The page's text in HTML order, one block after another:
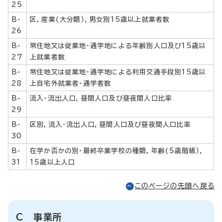
25
B-
26
区，産業(大分類），男女別15歳以上就業者数
B-
27
常住地又は従業地・通学地による年齢別人口及び15歳以
上就業者数
B-
28
常住地又は従業地・通学地による利用交通手段別15歳以
上自宅外就業者・通学者数
B-
29
流入・流出人口，昼間人口及び昼夜間人口比率
B-
30
区別，流入・流出人口，昼間人口及び昼夜間人口比率
B-
31
在学か否かの別・最終卒業学校の種類，年齢(5歳階級），
15歳以上人口
このページの先頭へ戻る
C 事業所